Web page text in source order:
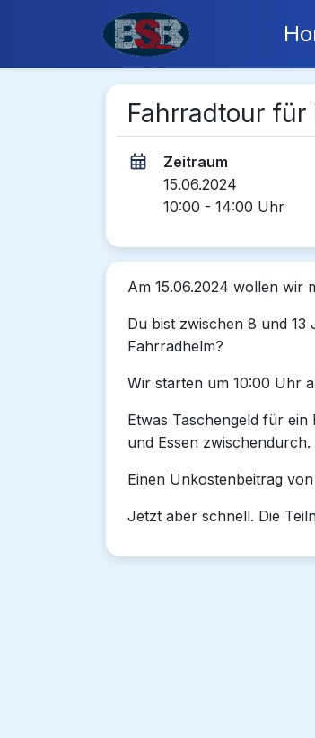
Fahrradtour
Zeitraum
15.06.2024
10:00 - 14:00 Uhr
Am 15.06.2024 wollen wir
Du bist zwischen 8 und
Fahrradhelm?
Wir starten um 10:00 Uhr
Etwas Taschengeld für
und Essen zwischendurch.
Einen Unkostenbeitrag
Jetzt aber schnell. Die